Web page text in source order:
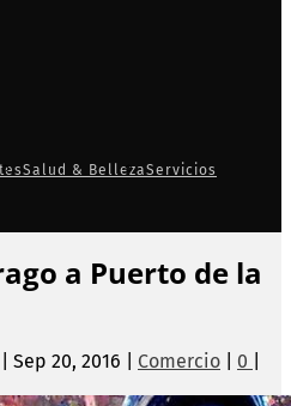
Salud & BellezaServicios
a Puerto de la
Sep 20, 2016 Comercio 0